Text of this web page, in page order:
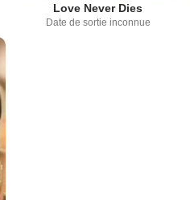
Love Never Dies
Date de sortie inconnue